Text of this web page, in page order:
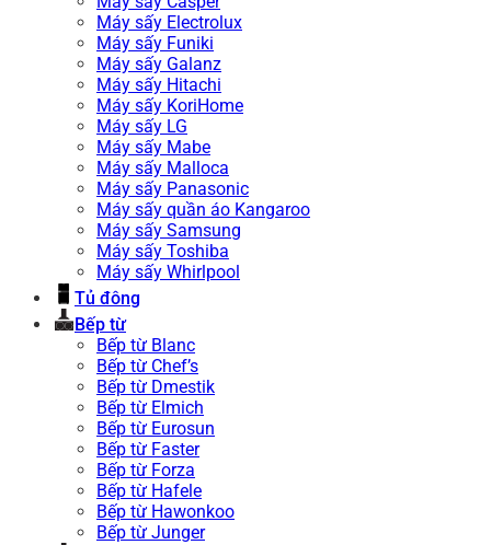
Máy sấy Electrolux
Máy sấy Funiki
Máy sấy Galanz
Máy sấy Hitachi
Máy sấy KoriHome
Máy sấy LG
Máy sấy Mabe
Máy sấy Malloca
Máy sấy Panasonic
Máy sấy quần áo Kangaroo
Máy sấy Samsung
Máy sấy Toshiba
Máy sấy Whirlpool
Tủ đông
Bếp từ
Bếp từ Blanc
Bếp từ Chef’s
Bếp từ Dmestik
Bếp từ Elmich
Bếp từ Eurosun
Bếp từ Faster
Bếp từ Forza
Bếp từ Hafele
Bếp từ Hawonkoo
Bếp từ Junger